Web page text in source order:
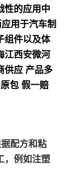
性的应用中
用于汽车制
组件以及体
江西安微河
供应 产品多
包 假一赔
配方和粘
，例如注塑